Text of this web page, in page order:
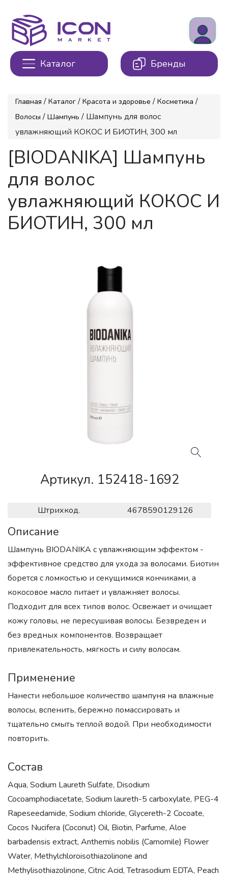
Каталог Бренды
Главная / Каталог / Красота и здоровье / Косметика /
Волосы / Шампунь / Шампунь для волос
увлажняющий КОКОС И БИОТИН, 300 мл
[BIODANIKA] Шампунь
для волос
увлажняющий КОКОС И
БИОТИН, 300 мл
Артикул. 152418-1692
Штрихкод. 4678590129126
Описание
Шампунь BIODANIKA с увлажняющим эффектом -
эффективное средство для ухода за волосами. Биотин
борется с ломкостью и секущимися кончиками, а
кокосовое масло питает и увлажняет волосы.
Подходит для всех типов волос. Освежает и очищает
кожу головы, не пересушивая волосы. Безвреден и
без вредных компонентов. Возвращает
привлекательность, мягкость и силу волосам.
Применение
Нанести небольшое количество шампуня на влажные
волосы, вспенить, бережно помассировать и
тщательно смыть теплой водой. При необходимости
повторить.
Состав
Aqua, Sodium Laureth Sulfate, Disodium
Cocoamphodiacetate, Sodium laureth-5 carboxylate, PEG-4
Rapeseedamide, Sodium chloride, Glycereth-2 Cocoate,
Cocos Nucifera (Coconut) Oil, Biotin, Parfume, Aloe
barbadensis extract, Anthemis nobilis (Camomile) Flower
Water, Methylchloroisothiazolinone and
Methylisothiazolinone, Citric Acid, Tetrasodium EDTA, Peach